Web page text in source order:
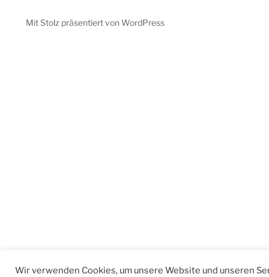
Mit Stolz präsentiert von WordPress
Wir verwenden Cookies, um unsere Website und unseren